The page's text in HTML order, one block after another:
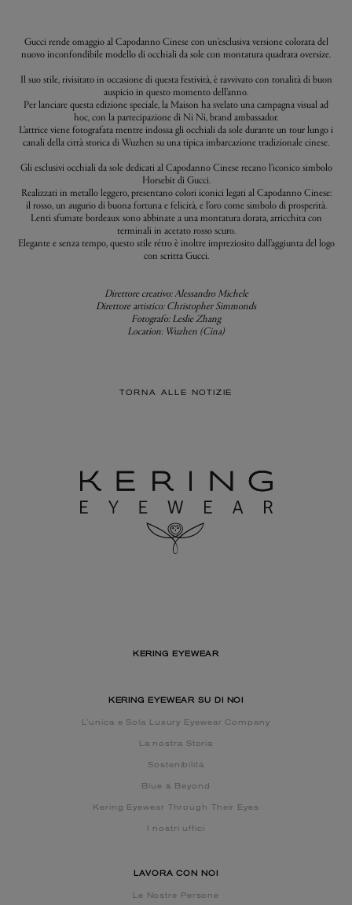
Gucci rende omaggio al Capodanno Cinese con un’esclusiva versione colorata del
nuovo inconfondibile modello di occhiali da sole con montatura quadrata oversize.
Il suo stile, rivisitato in occasione di questa festività, è ravvivato con tonalità di buon
auspicio in questo momento dell’anno.
Per lanciare questa edizione speciale, la Maison ha svelato una campagna visual ad
hoc, con la partecipazione di Ni Ni, brand ambassador.
L’attrice viene fotografata mentre indossa gli occhiali da sole durante un tour lungo i
canali della città storica di Wuzhen su una tipica imbarcazione tradizionale cinese.
Gli esclusivi occhiali da sole dedicati al Capodanno Cinese recano l’iconico simbolo
Horsebit di Gucci.
Realizzati in metallo leggero, presentano colori iconici legati al Capodanno Cinese:
il rosso, un augurio di buona fortuna e felicità, e l’oro come simbolo di prosperità.
Lenti sfumate bordeaux sono abbinate a una montatura dorata, arricchita con
terminali in acetato rosso scuro.
Elegante e senza tempo, questo stile rétro è inoltre impreziosito dall’aggiunta del logo
con scritta Gucci.
Direttore creativo: Alessandro Michele
Direttore artistico: Christopher Simmonds
Fotografo: Leslie Zhang
Location: Wuzhen (Cina)
TORNA ALLE NOTIZIE
KERING EYEWEAR
KERING EYEWEAR SU DI NOI
L’unica e Sola Luxury Eyewear Company
La nostra Storia
Sostenibilità
Blue & Beyond
Kering Eyewear Through Their Eyes
I nostri uffici
LAVORA CON NOI
Le Nostre Persone